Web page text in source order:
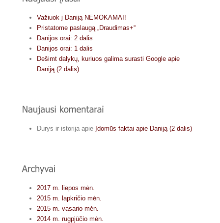
Važiuok į Daniją NEMOKAMAI!
Pristatome paslaugą „Draudimas+“
Danijos orai: 2 dalis
Danijos orai: 1 dalis
Dešimt dalykų, kuriuos galima surasti Google apie
Daniją (2 dalis)
Durys ir istorijaapie Įdomūs faktai apie Daniją (2 dalis)
2017 m. liepos mėn.
2015 m. lapkričio mėn.
2015 m. vasario mėn.
2014 m. rugpjūčio mėn.